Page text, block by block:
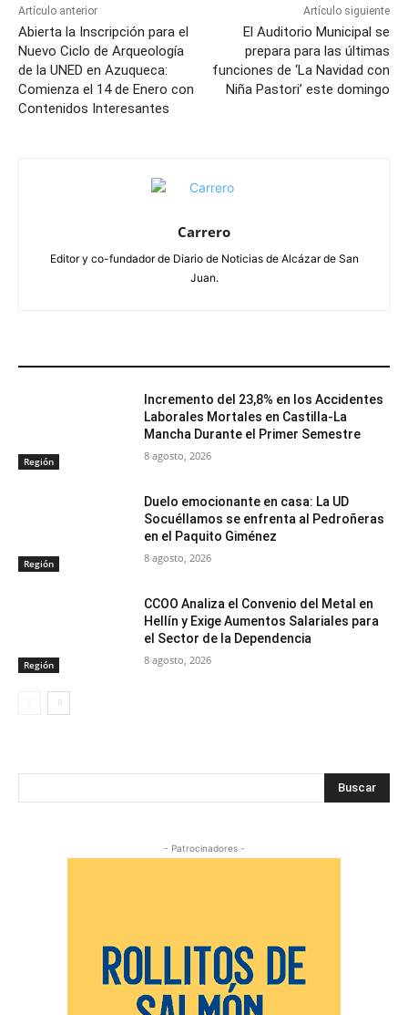
Artículo anterior
Abierta la Inscripción para el
Nuevo Ciclo de Arqueología
de la UNED en Azuqueca:
Comienza el 14 de Enero con
Contenidos Interesantes
Artículo siguiente
El Auditorio Municipal se
prepara para las últimas
funciones de ‘La Navidad con
Niña Pastori’ este domingo
Carrero
Editor y co-fundador de Diario de Noticias de Alcázar de San
Juan.
Región
Incremento del 23,8% en los Accidentes
Laborales Mortales en Castilla-La
Mancha Durante el Primer Semestre
8 agosto, 2026
Región
Duelo emocionante en casa: La UD
Socuéllamos se enfrenta al Pedroñeras
en el Paquito Giménez
8 agosto, 2026
Región
CCOO Analiza el Convenio del Metal en
Hellín y Exige Aumentos Salariales para
el Sector de la Dependencia
8 agosto, 2026
Buscar
- Patrocinadores -